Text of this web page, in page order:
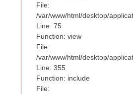
File:
/var/www/html/desktop/
Line: 75
Function: view
File:
/var/www/html/desktop/
Line: 355
Function: include
File: